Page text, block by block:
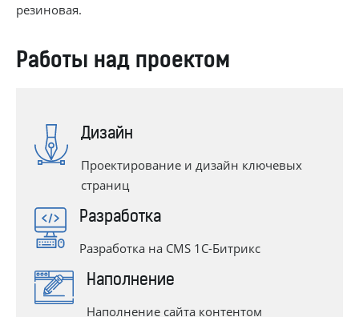
резиновая.
Работы над проектом
Дизайн
Проектирование и дизайн ключевых
страниц
Разработка
Разработка на CMS 1С-Битрикс
Наполнение
Наполнение сайта контентом